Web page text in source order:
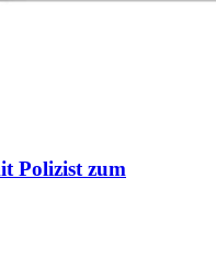
Polizist zum